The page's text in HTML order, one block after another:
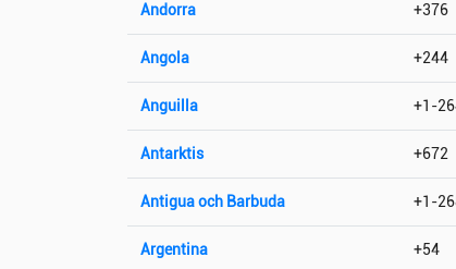
Andorra +376
Angola +244
Anguilla +1-
Antarktis +672
Antigua och Barbuda +1-
Argentina +54